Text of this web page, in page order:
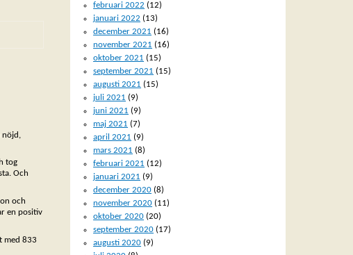
tog
Och
och
en positiv
med 833
februari 2022 (12)
januari 2022 (13)
december 2021 (16)
november 2021 (16)
oktober 2021 (15)
september 2021 (15)
augusti 2021 (15)
juli 2021 (9)
juni 2021 (9)
maj 2021 (7)
april 2021 (9)
mars 2021 (8)
februari 2021 (12)
januari 2021 (9)
december 2020 (8)
november 2020 (11)
oktober 2020 (20)
september 2020 (17)
augusti 2020 (9)